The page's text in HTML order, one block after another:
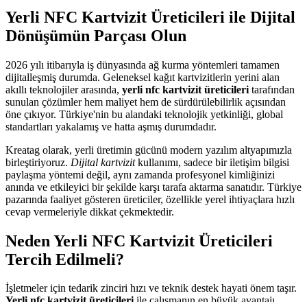
Yerli NFC Kartvizit Üreticileri ile Dijital
Dönüşümün Parçası Olun
2026 yılı itibarıyla iş dünyasında ağ kurma yöntemleri tamamen
dijitalleşmiş durumda. Geleneksel kağıt kartvizitlerin yerini alan
akıllı teknolojiler arasında, yerli nfc kartvizit üreticileri tarafından
sunulan çözümler hem maliyet hem de sürdürülebilirlik açısından
öne çıkıyor. Türkiye'nin bu alandaki teknolojik yetkinliği, global
standartları yakalamış ve hatta aşmış durumdadır.
Kreatag olarak, yerli üretimin gücünü modern yazılım altyapımızla
birleştiriyoruz. Dijital kartvizitkullanımı, sadece bir iletişim bilgisi
paylaşma yöntemi değil, aynı zamanda profesyonel kimliğinizi
anında ve etkileyici bir şekilde karşı tarafa aktarma sanatıdır. Türkiye
pazarında faaliyet gösteren üreticiler, özellikle yerel ihtiyaçlara hızlı
cevap vermeleriyle dikkat çekmektedir.
Neden Yerli NFC Kartvizit Üreticileri
Tercih Edilmeli?
İşletmeler için tedarik zinciri hızı ve teknik destek hayati önem taşır.